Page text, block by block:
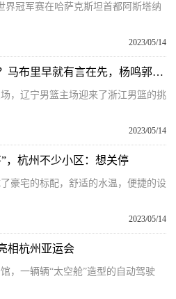
界冠军赛在哈萨克斯坦首都阿斯塔纳
2023/05/14
辽篮为何爆冷三杀浙江队？马布里早就有言在先，杨鸣郭艾伦太幸运 天天短讯
，辽宁男篮主场迎来了浙江男篮的挑
2023/05/14
，杭州不少小区：想关停
豪宅的标配，舒适的水温，便捷的设
2023/05/14
相杭州亚运会
，一辆辆“太空舱”造型的自动驾驶